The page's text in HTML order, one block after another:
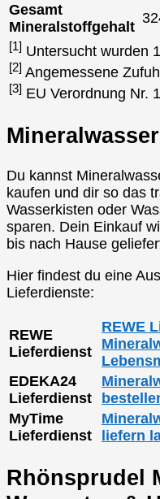
Gesamt
Mineralstoffgehalt
[1] Untersucht wurden
[2] Angemessene
[3] EU Verordnung Nr.
Du kannst
kaufen und dir so das
Wasserkisten oder
sparen. Dein Einkauf
bis nach Hause
Hier findest du eine
Lieferdienste:
REWE
Lieferdienst
REWE
EDEKA24
Lieferdienst
MyTime
Lieferdienst
liefern
Rhönsprudel